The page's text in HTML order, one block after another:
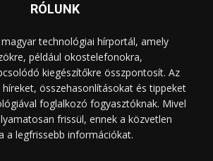
RÓLUNK
technológiai hírportál, amely
például okostelefonokra,
kiegészítőkre összpontosít. Az
összehasonlításokat és tippeket
foglalkozó fogyasztóknak. Mivel
frissül, ennek a közvetlen
a legfrissebb információkat.